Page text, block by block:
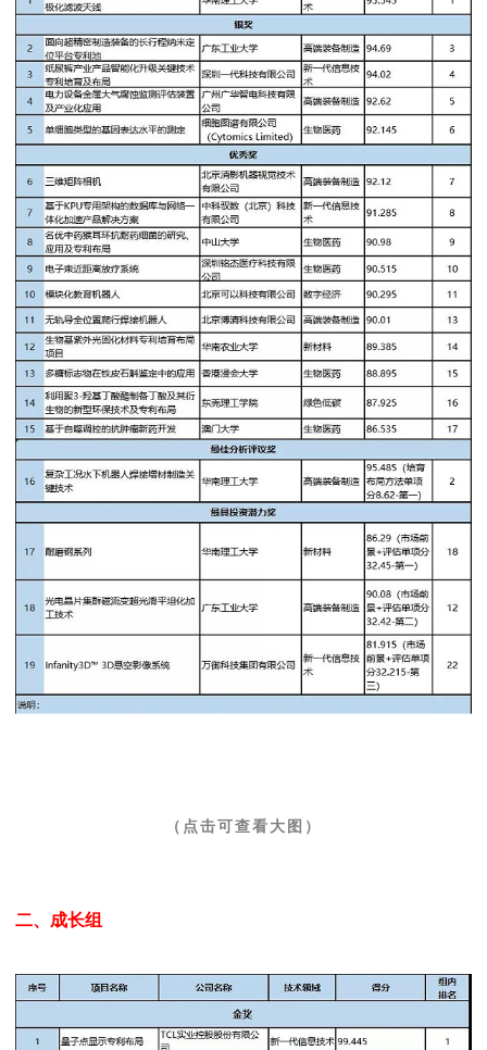
（点击可查看大图）
二、成长组